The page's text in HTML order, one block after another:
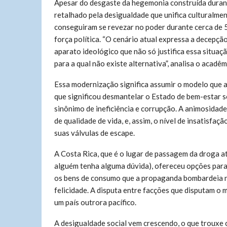
Apesar do desgaste da hegemonia construída
retalhado pela desigualdade que unifica
conseguiram se revezar no poder durante cerca de
força política. “O cenário atual expressa a
aparato ideológico que não só justifica essa
para a qual não existe alternativa”, analisa o
Essa modernização significa assumir o modelo que
que significou desmantelar o Estado de bem-estar
sinônimo de ineficiência e corrupção. A
de qualidade de vida, e, assim, o nível de
suas válvulas de escape.
A Costa Rica, que é o lugar de passagem da droga
alguém tenha alguma dúvida), ofereceu opções
os bens de consumo que a propaganda
felicidade. A disputa entre facções que disputam o
um país outrora pacífico.
A desigualdade social vem crescendo, o que